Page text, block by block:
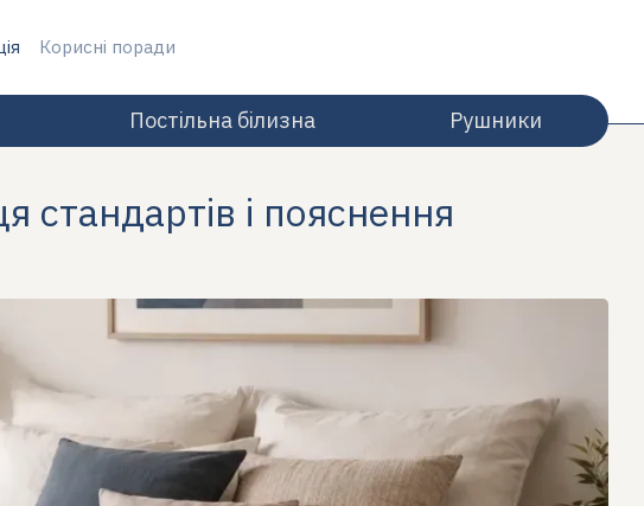
Корисні поради
Постільна білизна Рушники
стандартів і пояснення